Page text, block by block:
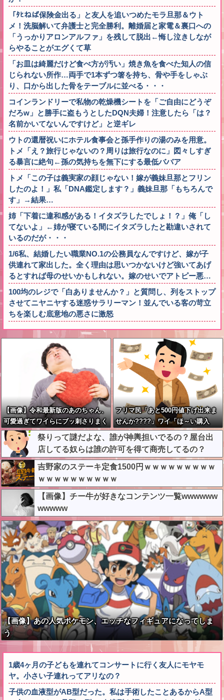
「ﾀﾋねば保険金出る」と友人を追いつめたモラ旦那＆ウト
メ！洗脳解いて弁護士と完全勝利。離婚届と家電＆裏口への
「うっかりアロンアルファ」を残して脱出←悔し泣きしなが
らやることがエグくて草
「お皿は綺麗だけど食べ方が汚い」焼き魚を食べた知人の信
じられない所作…両手で1本ずつ箸を持ち、骨や手をしゃぶ
り、口から出した骨をテーブルに並べる・・・
コインランドリーで私物の乾燥機シートを「ご自由にどうぞ
だろw」と勝手に盗もうとしたDQN夫婦！注意したら「は？
名前かいてないんですけど」と逆ギレ
ウトの還暦祝いにホテル食事会と孫手作りの湯のみを用意。
トメ「え？旅行じゃないの？周りは旅行なのに」図々しすぎ
る暴言に絶句←孫の気持ちを無下にする最低ババア
トメ「この子は義実家の顔じゃない！嫁が義妹旦那とフリン
したのよ！」私「DNA鑑定します？」義妹旦那「もちろんで
す」→結果…
姉「下着に違和感がある！イタズラしたでしょ！？」俺「し
てないよ」←姉が寝ている間にイタズラしたと勘違いされて
いるのだが・・・
1/6私、結婚したい職業NO.1の公務員なんですけど、嫁が子
供連れて家出した。全く理由は思いつかないけど強いてあげ
るとすれば母のせいかもしれない。嫁のせいでアトピー悪…
100均のレジで「白ありませんか？」と質問し、列をストップ
させてニヤニヤする迷惑サラリーマン！並んでいる客の苛立
ちを楽しむ底意地の悪さに激怒
【画像】令和最新版のあのちゃん、
可愛過ぎてワイらにブッ刺さりまく
りw w w w w w
フリマ民「あと500円値下げ出来ま
せんか????」ワイ「ほ～い購入
ｗ」
祭りって謎だよな、誰が神輿担いでるの？屋台出
店してる奴らは誰の許可を得て商売してるの？
吉野家のステーキ定食1500円ｗｗｗｗｗｗｗｗｗ
ｗｗｗｗｗｗｗｗｗｗ
【画像】チー牛が好きなコンテンツ一覧wwwwww
wwwww
【画像】あの人気ポケモン、エッチなフィギュアになってしま
う
1歳4ヶ月の子どもを連れてコンサートに行く友人にモヤモ
ヤ。小さい子連れってアリなの？
子供の血液型がAB型だった。私は手術したことあるからA型